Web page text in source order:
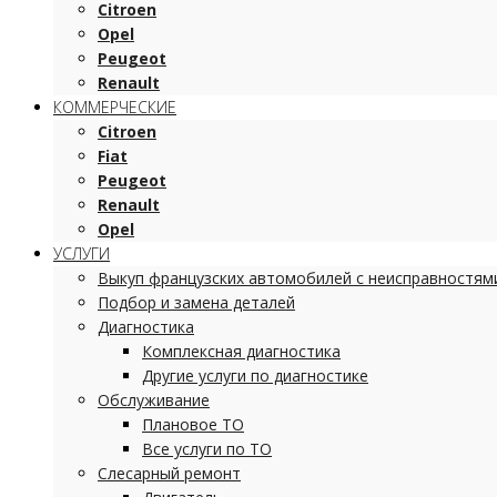
Citroen
Opel
Peugeot
Renault
КОММЕРЧЕСКИЕ
Citroen
Fiat
Peugeot
Renault
Opel
УСЛУГИ
Выкуп французских автомобилей с
Подбор и замена деталей
Диагностика
Комплексная диагностика
Другие услуги по диагностике
Обслуживание
Плановое ТО
Все услуги по ТО
Слесарный ремонт